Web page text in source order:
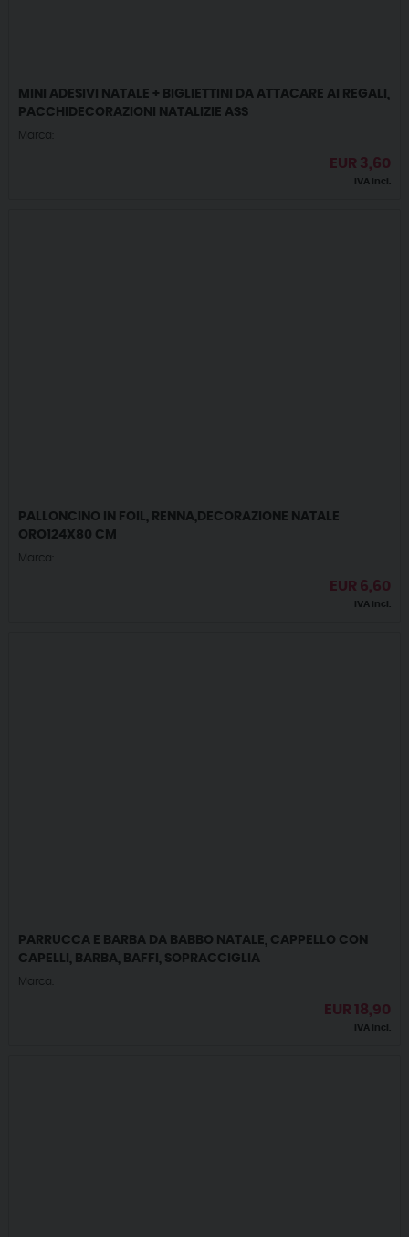
MINI ADESIVI NATALE + BIGLIETTINI DA ATTACARE AI REGALI,
PACCHIDECORAZIONI NATALIZIE ASS
Marca:
EUR 3,60
IVA incl.
PALLONCINO IN FOIL, RENNA,DECORAZIONE NATALE
ORO124X80 CM
Marca:
EUR 6,60
IVA incl.
PARRUCCA E BARBA DA BABBO NATALE, CAPPELLO CON
CAPELLI, BARBA, BAFFI, SOPRACCIGLIA
Marca:
EUR18,90
IVA incl.